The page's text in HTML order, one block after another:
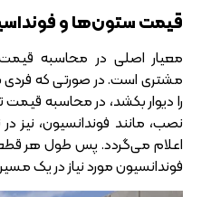
قیمت ستون‌ها و
معیار اصلی در محاسبه قیمت
را دیوار بکشد، در محاسبه قیمت
نصب، مانند فوندانسیون، نیز
اعلام می‌گردد. پس طول هر
فوندانسیون مورد نیاز در یک